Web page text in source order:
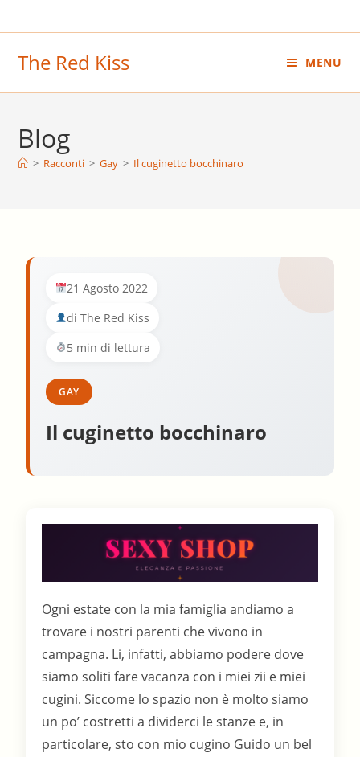
al
The Red Kiss MENU
Blog
> Racconti > Gay > Il cuginetto bocchinaro
21 Agosto 2022
di The Red Kiss
5 min di lettura
GAY
Il cuginetto bocchinaro
Ogni estate con la mia famiglia andiamo a
trovare i nostri parenti che vivono in
campagna. Li, infatti, abbiamo podere dove
siamo soliti fare vacanza con i miei zii e miei
cugini. Siccome lo spazio non è molto siamo
un po’ costretti a dividerci le stanze e, in
particolare, sto con mio cugino Guido un bel